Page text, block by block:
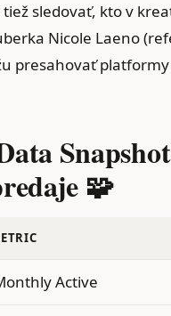
tiež sledovať, kto v
Nicole Laeno
presahovať
🧩
Active